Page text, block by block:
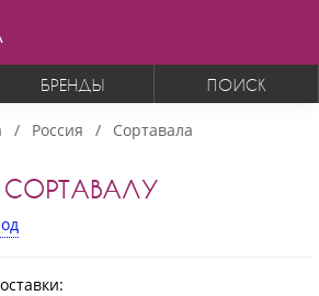
БРЕНДЫ ПОИСК
Россия Сортавала